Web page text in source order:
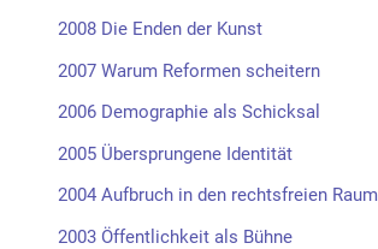
2008 Die Enden der Kunst
2007 Warum Reformen scheitern
2006 Demographie als Schicksal
2005 Übersprungene Identität
2004 Aufbruch in den rechtsfreien Raum
2003 Öffentlichkeit als Bühne